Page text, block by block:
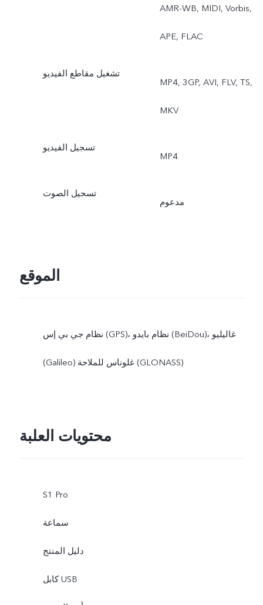
AMR-WB, MIDI, Vorbis,
APE, FLAC
تشغيل مقاطع الفيديو
MP4, 3GP, AVI, FLV, TS,
MKV
تسجيل الفيديو
MP4
تسجيل الصوت
مدعوم
الموقع
نظام جي بي إس (GPS)، نظام بايدو (BeiDou)، غاليليو
(Galileo) غلوناس للملاحة (GLONASS)
محتويات العلبة
S1 Pro
سماعة
دليل المنتج
كابل USB